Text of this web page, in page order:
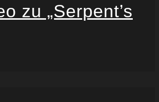
zu „Serpent’s